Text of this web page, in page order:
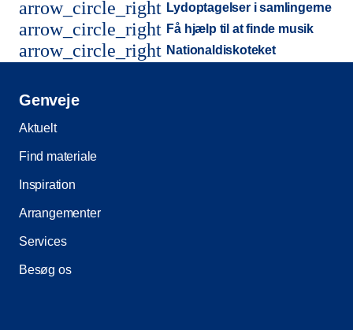
arrow_circle_right Lydoptagelser i samlingerne
arrow_circle_right Få hjælp til at finde musik
arrow_circle_right Nationaldiskoteket
Genveje
Aktuelt
Find materiale
Inspiration
Arrangementer
Services
Besøg os